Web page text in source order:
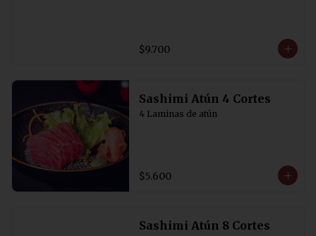
$9.700
Sashimi Atún 4 Cortes
4 Laminas de atún
$5.600
Sashimi Atún 8 Cortes